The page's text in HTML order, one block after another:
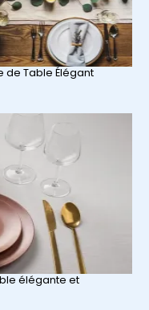
de Table Élégant
élégante et